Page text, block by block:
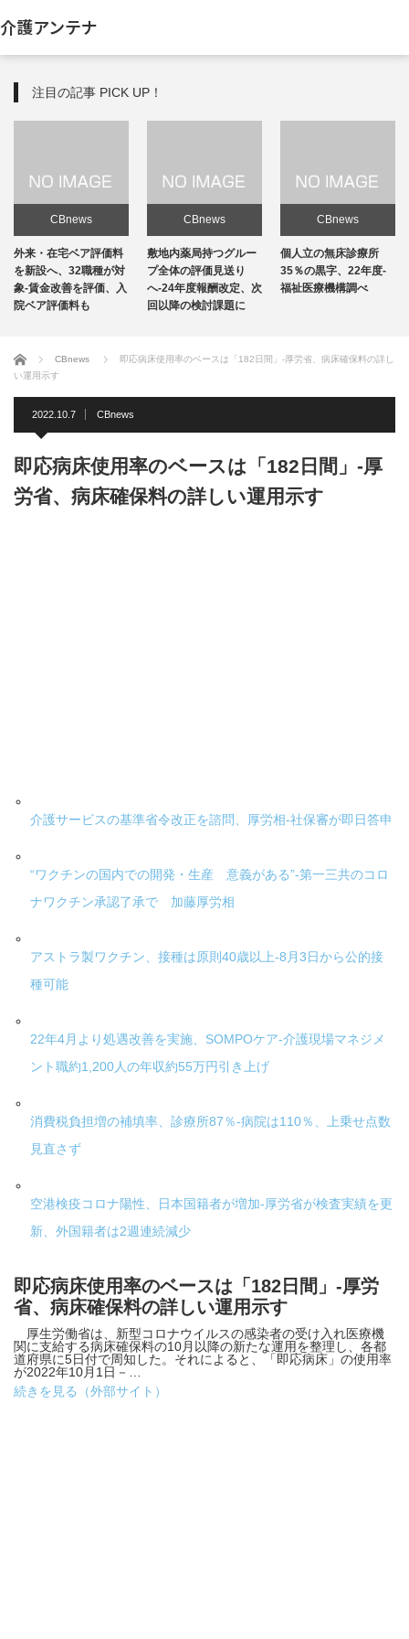
介護アンテナ
注目の記事 PICK UP！
CBnews
敷地内薬局持つグルー
プ全体の評価見送り
へ-24年度報酬改定、次
回以降の検討課題に
CBnews
個人立の無床診療所
35％の黒字、22年度-
福祉医療機構調べ
CBnews
個人立の無床診療所
35％の黒字、22年度-
福祉医療機構調べ
ホーム CBnews
即応病床使用率のベースは「182日間」-厚労省、病床確保料の詳し
い運用示す
2022.10.7 CBnews
即応病床使用率のベースは「182日間」-厚
労省、病床確保料の詳しい運用示す
介護サービスの基準省令改正を諮問、厚労相-社保審が即日答申
“ワクチンの国内での開発・生産 意義がある”-第一三共のコロ
ナワクチン承認了承で 加藤厚労相
アストラ製ワクチン、接種は原則40歳以上-8月3日から公的接
種可能
22年4月より処遇改善を実施、SOMPOケア-介護現場マネジメ
ント職約1,200人の年収約55万円引き上げ
消費税負担増の補填率、診療所87％-病院は110％、上乗せ点数
見直さず
空港検疫コロナ陽性、日本国籍者が増加-厚労省が検査実績を更
新、外国籍者は2週連続減少
即応病床使用率のベースは「182日間」-厚労
省、病床確保料の詳しい運用示す
厚生労働省は、新型コロナウイルスの感染者の受け入れ医療機
関に支給する病床確保料の10月以降の新たな運用を整理し、各都
道府県に5日付で周知した。それによると、「即応病床」の使用率
が2022年10月1日－…
続きを見る（外部サイト）